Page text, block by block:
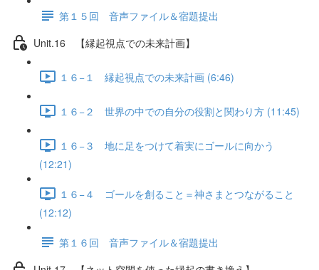
第１５回 音声ファイル＆宿題提出
Unit.16 【縁起視点での未来計画】
１６−１ 縁起視点での未来計画 (6:46)
１６−２ 世界の中での自分の役割と関わり方 (11:45)
１６−３ 地に足をつけて着実にゴールに向かう
(12:21)
１６−４ ゴールを創ること＝神さまとつながること
(12:12)
第１６回 音声ファイル＆宿題提出